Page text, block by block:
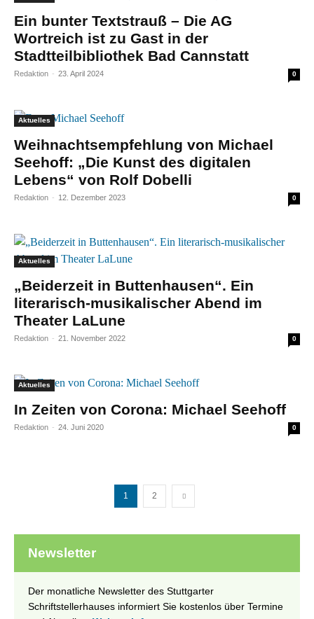
Ein bunter Textstrauß – Die AG
Wortreich ist zu Gast in der
Stadtteilbibliothek Bad Cannstatt
Redaktion - 23. April 2024 0
Aktuelles
Weihnachtsempfehlung von Michael
Seehoff: „Die Kunst des digitalen
Lebens“ von Rolf Dobelli
Redaktion - 12. Dezember 2023 0
Aktuelles
„Beiderzeit in Buttenhausen“. Ein
literarisch-musikalischer Abend im
Theater LaLune
Redaktion - 21. November 2022 0
Aktuelles
In Zeiten von Corona: Michael Seehoff
Redaktion - 24. Juni 2020 0
1 2
Newsletter
Der monatliche Newsletter des Stuttgarter
Schriftstellerhauses informiert Sie kostenlos über Termine